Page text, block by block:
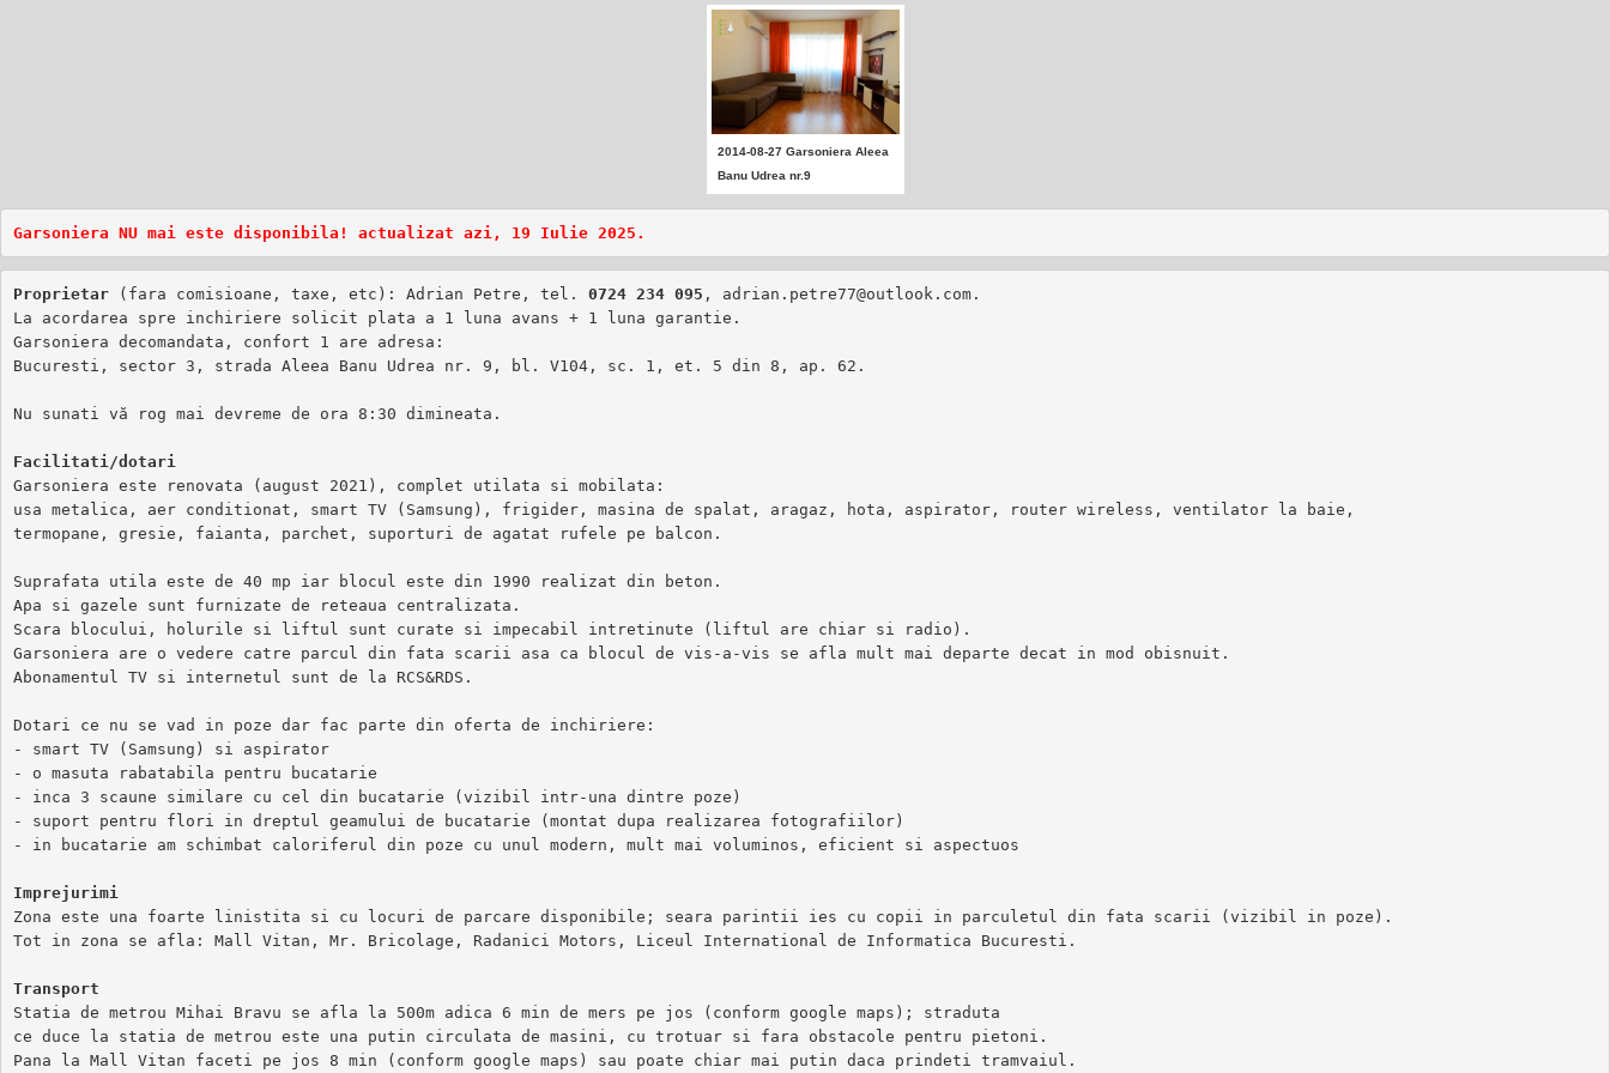
2014-08-27 Garsoniera Aleea
Banu Udrea nr.9
Proprietar (fara comisioane, taxe, etc): Adrian Petre, tel. 0724 234 095 , adrian.petre77@outlook.com.
La acordarea spre inchiriere solicit plata a 1 luna avans + 1 luna garantie.
Garsoniera decomandata, confort 1 are adresa:
Nu sunati vă rog mai devreme de ora 8:30 dimineata.
Facilitati/dotari
Garsoniera este renovata (august 2021), complet utilata si mobilata:
usa metalica, aer conditionat, smart TV (Samsung), frigider, masina de spalat, aragaz, hota, aspirator, router wireless, ventilator la baie,
termopane, gresie, faianta, parchet, suporturi de agatat rufele pe balcon.
Suprafata utila este de 40 mp iar blocul este din 1990 realizat din beton.
Apa si gazele sunt furnizate de reteaua centralizata.
Scara blocului, holurile si liftul sunt curate si impecabil intretinute (liftul are chiar si radio).
Garsoniera are o vedere catre parcul din fata scarii asa ca blocul de vis-a-vis se afla mult mai departe decat in mod obisnuit.
Abonamentul TV si internetul sunt de la RCS&RDS.
Dotari ce nu se vad in poze dar fac parte din oferta de inchiriere:
- smart TV (Samsung) si aspirator
- o masuta rabatabila pentru bucatarie
- inca 3 scaune similare cu cel din bucatarie (vizibil intr-una dintre poze)
- suport pentru flori in dreptul geamului de bucatarie (montat dupa realizarea fotografiilor)
- in bucatarie am schimbat caloriferul din poze cu unul modern, mult mai voluminos, eficient si aspectuos
Imprejurimi
Zona este una foarte linistita si cu locuri de parcare disponibile; seara parintii ies cu copii in parculetul din fata scarii (vizibil in poze).
Tot in zona se afla: Mall Vitan, Mr. Bricolage, Radanici Motors, Liceul International de Informatica Bucuresti.
Transport
Statia de metrou Mihai Bravu se afla la 500m adica 6 min de mers pe jos (conform google maps); straduta
ce duce la statia de metrou este una putin circulata de masini, cu trotuar si fara obstacole pentru pietoni.